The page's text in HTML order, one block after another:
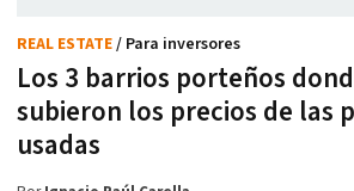
Los 3 barrios porteños
subieron los precios de las
usadas
REAL ESTATE/ Para inversores